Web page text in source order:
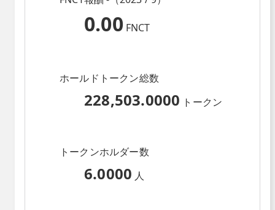
0.00 FNCT
ホールドトークン総数
228,503.0000 トークン
トークンホルダー数
6.0000 人